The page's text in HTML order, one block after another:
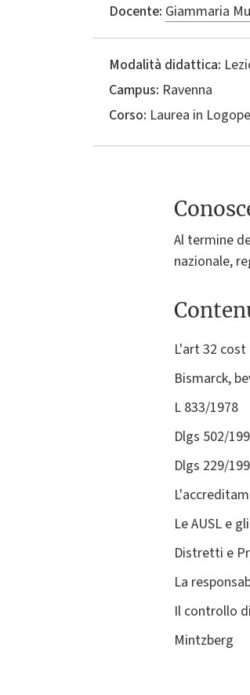
Docente: Giammaria
Modalità didattica:
Campus: Ravenna
Corso: Laurea in
Al termine
nazionale,
L'art 32 cost
Bismarck,
L 833/1978
Dlgs 502/
Dlgs 229/
Le AUSL e
Distretti e
La
Il controllo
Mintzberg